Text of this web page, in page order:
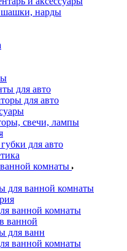
нарды
для авто
для авто
свечи, лампы
для авто
комнаты
для ванной комнаты
ванной комнаты
ванной
для ванн
ванной комнаты